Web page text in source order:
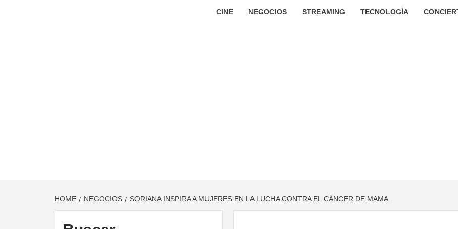
CINE NEGOCIOS STREAMING TECNOLOGÍA
HOME NEGOCIOS SORIANA INSPIRA A MUJERES EN LA LUCHA CONTRA EL CÁNCER DE MAMA